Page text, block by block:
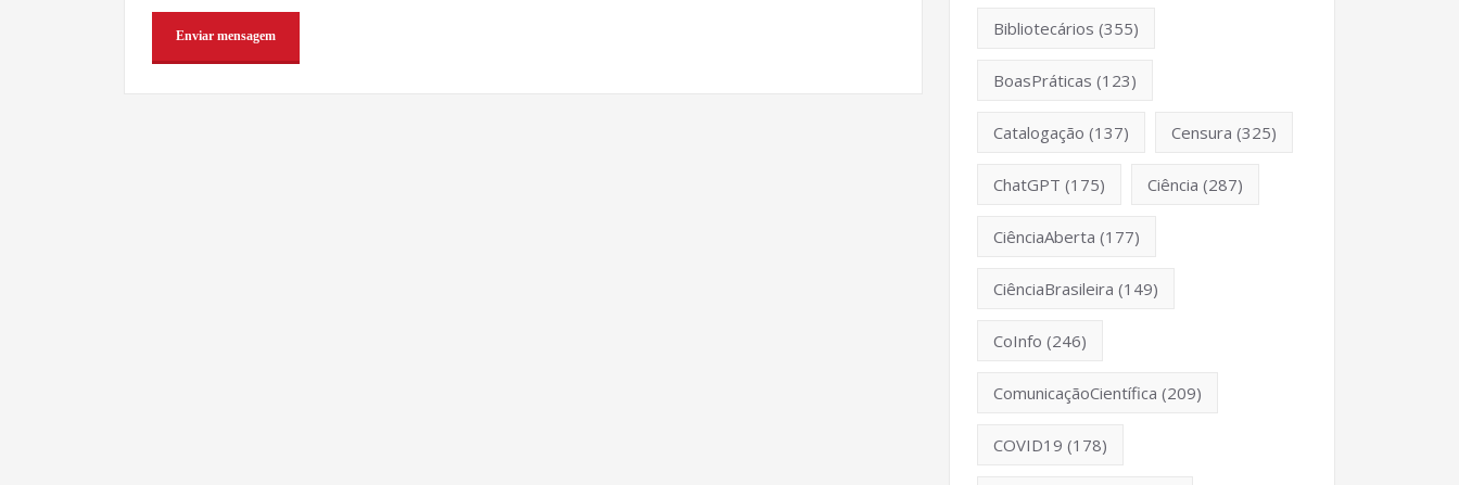
Bibliotecários (355)
BoasPráticas (123)
Catalogação (137) Censura (325)
ChatGPT (175) Ciência (287)
CiênciaAberta (177)
CiênciaBrasileira (149)
CoInfo (246)
ComunicaçãoCientífica (209)
COVID19 (178)